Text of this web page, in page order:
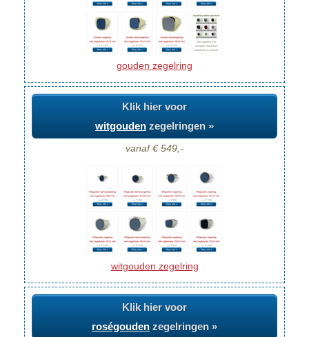
gouden zegelring
Klik hier voor
witgouden zegelringen »
vanaf € 549,-
witgouden zegelring
Klik hier voor
roségouden zegelringen »